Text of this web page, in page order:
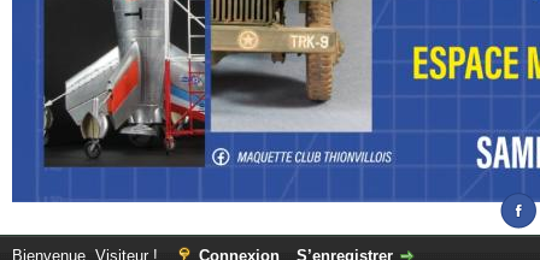
Bienvenue, Visiteur ! Connexion S’enregistrer